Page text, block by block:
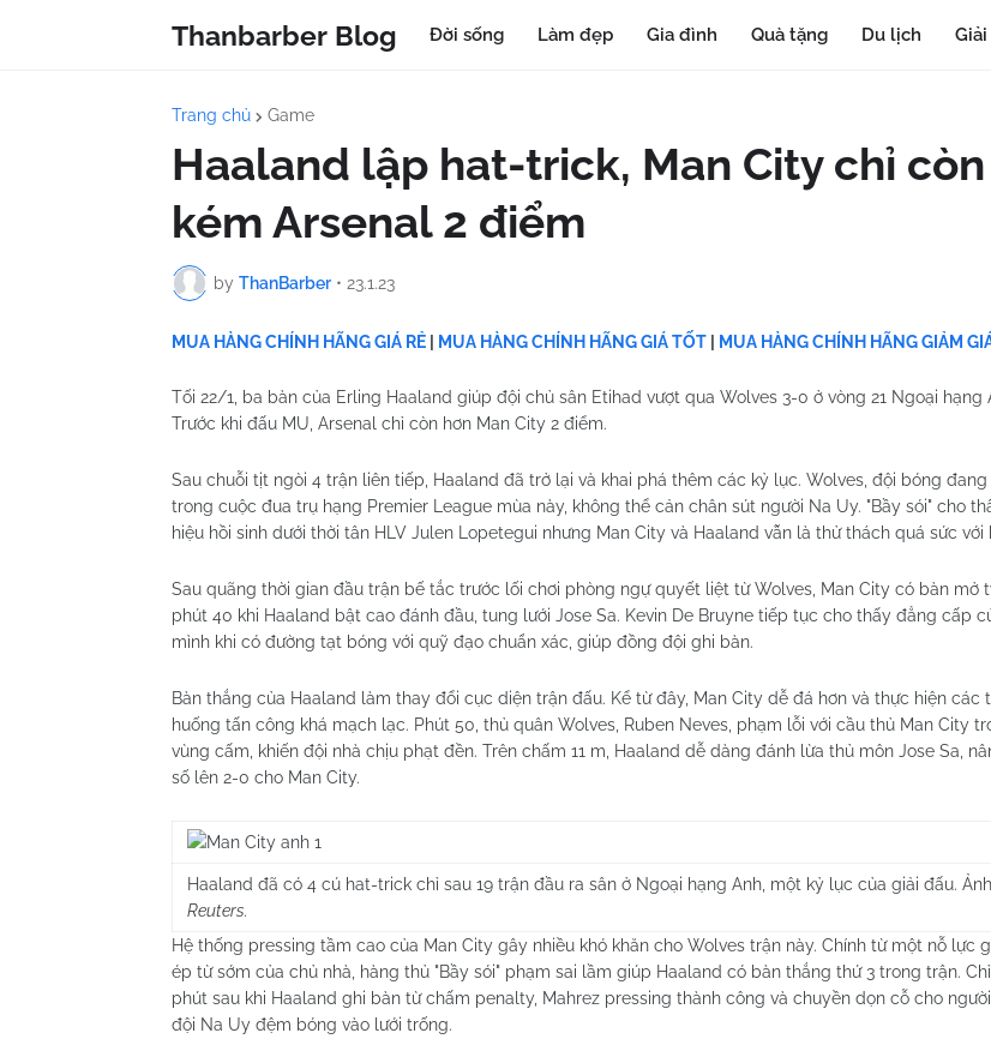
Thanbarber Blog Đời sống Làm đẹp Gia đình Quà tặng Du lịch
Trang chủ Game
Haaland lập hat-trick, Man City chỉ còn
kém Arsenal 2 điểm
by ThanBarber • 23.1.23
MUA HÀNG CHÍNH HÃNG GIÁ RẺ MUA HÀNG CHÍNH HÃNG GIÁ TỐT MUA HÀNG CHÍNH HÃNG GIẢM
Tối 22/1, ba bàn của Erling Haaland giúp đội chủ sân Etihad vượt qua Wolves 3-0 ở vòng 21 Ngoại hạng
Trước khi đấu MU, Arsenal chỉ còn hơn Man City 2 điểm.
Sau chuỗi tịt ngòi 4 trận liên tiếp, Haaland đã trở lại và khai phá thêm các kỷ lục. Wolves, đội bóng
trong cuộc đua trụ hạng Premier League mùa này, không thể cản chân sút người Na Uy. "Bầy sói" cho
hiệu hồi sinh dưới thời tân HLV Julen Lopetegui nhưng Man City và Haaland vẫn là thử thách quá sức với
Sau quãng thời gian đầu trận bế tắc trước lối chơi phòng ngự quyết liệt từ Wolves, Man City có bàn mở
phút 40 khi Haaland bật cao đánh đầu, tung lưới Jose Sa. Kevin De Bruyne tiếp tục cho thấy đẳng cấp
mình khi có đường tạt bóng với quỹ đạo chuẩn xác, giúp đồng đội ghi bàn.
Bàn thắng của Haaland làm thay đổi cục diện trận đấu. Kể từ đây, Man City dễ đá hơn và thực hiện các
huống tấn công khá mạch lạc. Phút 50, thủ quân Wolves, Ruben Neves, phạm lỗi với cầu thủ Man City
vùng cấm, khiến đội nhà chịu phạt đền. Trên chấm 11 m, Haaland dễ dàng đánh lừa thủ môn Jose Sa,
số lên 2-0 cho Man City.
Haaland đã có 4 cú hat-trick chỉ sau 19 trận đầu ra sân ở Ngoại hạng Anh, một kỷ lục của giải đấu.
Reuters.
Hệ thống pressing tầm cao của Man City gây nhiều khó khăn cho Wolves trận này. Chính từ một nỗ lực
ép từ sớm của chủ nhà, hàng thủ "Bầy sói" phạm sai lầm giúp Haaland có bàn thắng thứ 3 trong trận.
phút sau khi Haaland ghi bàn từ chấm penalty, Mahrez pressing thành công và chuyền dọn cỗ cho
đội Na Uy đệm bóng vào lưới trống.